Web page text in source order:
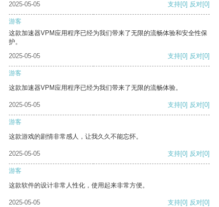
2025-05-05 支持[0] 反对[0]
游客
这款加速器VPM应用程序已经为我们带来了无限的流畅体验和安全性保
护。
2025-05-05
支持[0] 反对[0]
游客
这款加速器VPM应用程序已经为我们带来了无限的流畅体验。
2025-05-05 支持[0] 反对[0]
游客
这款游戏的剧情非常感人，让我久久不能忘怀。
2025-05-05 支持[0] 反对[0]
游客
这款软件的设计非常人性化，使用起来非常方便。
2025-05-05 支持[0] 反对[0]